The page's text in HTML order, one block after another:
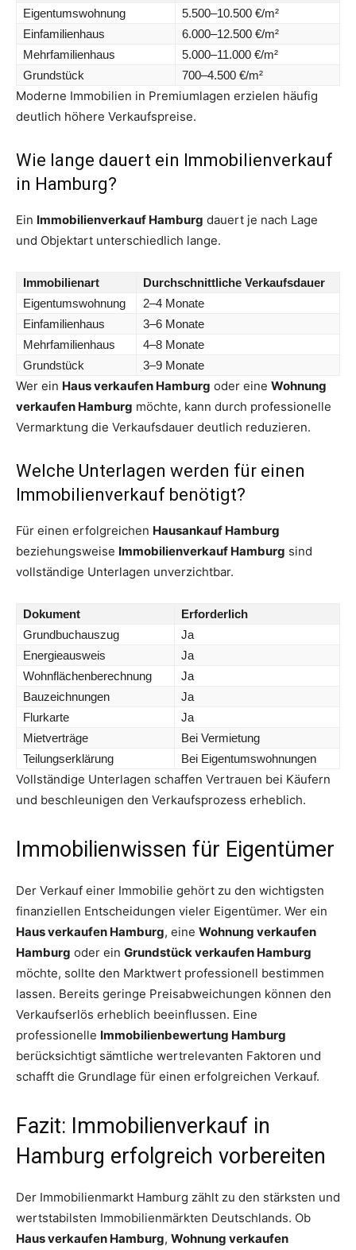
Eigentumswohnung
5.500–10.500 €/m²
Einfamilienhaus
6.000–12.500 €/m²
Mehrfamilienhaus
5.000–11.000 €/m²
Grundstück
700–4.500 €/m²
Moderne Immobilien in Premiumlagen erzielen häufig
deutlich höhere Verkaufspreise.
Wie lange dauert ein Immobilienverkauf
in Hamburg?
Ein Immobilienverkauf Hamburg dauert je nach Lage
und Objektart unterschiedlich lange.
Immobilienart
Durchschnittliche Verkaufsdauer
Eigentumswohnung
2–4 Monate
Einfamilienhaus
3–6 Monate
Mehrfamilienhaus
4–8 Monate
Grundstück
3–9 Monate
Wer ein Haus verkaufen Hamburg oder eine Wohnung
verkaufen Hamburg möchte, kann durch professionelle
Vermarktung die Verkaufsdauer deutlich reduzieren.
Welche Unterlagen werden für einen
Immobilienverkauf benötigt?
Für einen erfolgreichen Hausankauf Hamburg
beziehungsweise Immobilienverkauf Hamburg sind
vollständige Unterlagen unverzichtbar.
Dokument
Erforderlich
Grundbuchauszug
Ja
Energieausweis
Ja
Wohnflächenberechnung
Ja
Bauzeichnungen
Ja
Flurkarte
Ja
Mietverträge
Bei Vermietung
Teilungserklärung
Bei Eigentumswohnungen
Vollständige Unterlagen schaffen Vertrauen bei Käufern
und beschleunigen den Verkaufsprozess erheblich.
Immobilienwissen für Eigentümer
Der Verkauf einer Immobilie gehört zu den wichtigsten
finanziellen Entscheidungen vieler Eigentümer. Wer ein
Haus verkaufen Hamburg, eine Wohnung verkaufen
Hamburg oder ein Grundstück verkaufen Hamburg
möchte, sollte den Marktwert professionell bestimmen
lassen. Bereits geringe Preisabweichungen können den
Verkaufserlös erheblich beeinflussen. Eine
professionelle Immobilienbewertung Hamburg
berücksichtigt sämtliche wertrelevanten Faktoren und
schafft die Grundlage für einen erfolgreichen Verkauf.
Fazit: Immobilienverkauf in
Hamburg erfolgreich vorbereiten
Der Immobilienmarkt Hamburg zählt zu den stärksten und
wertstabilsten Immobilienmärkten Deutschlands. Ob
Haus verkaufen Hamburg, Wohnung verkaufen